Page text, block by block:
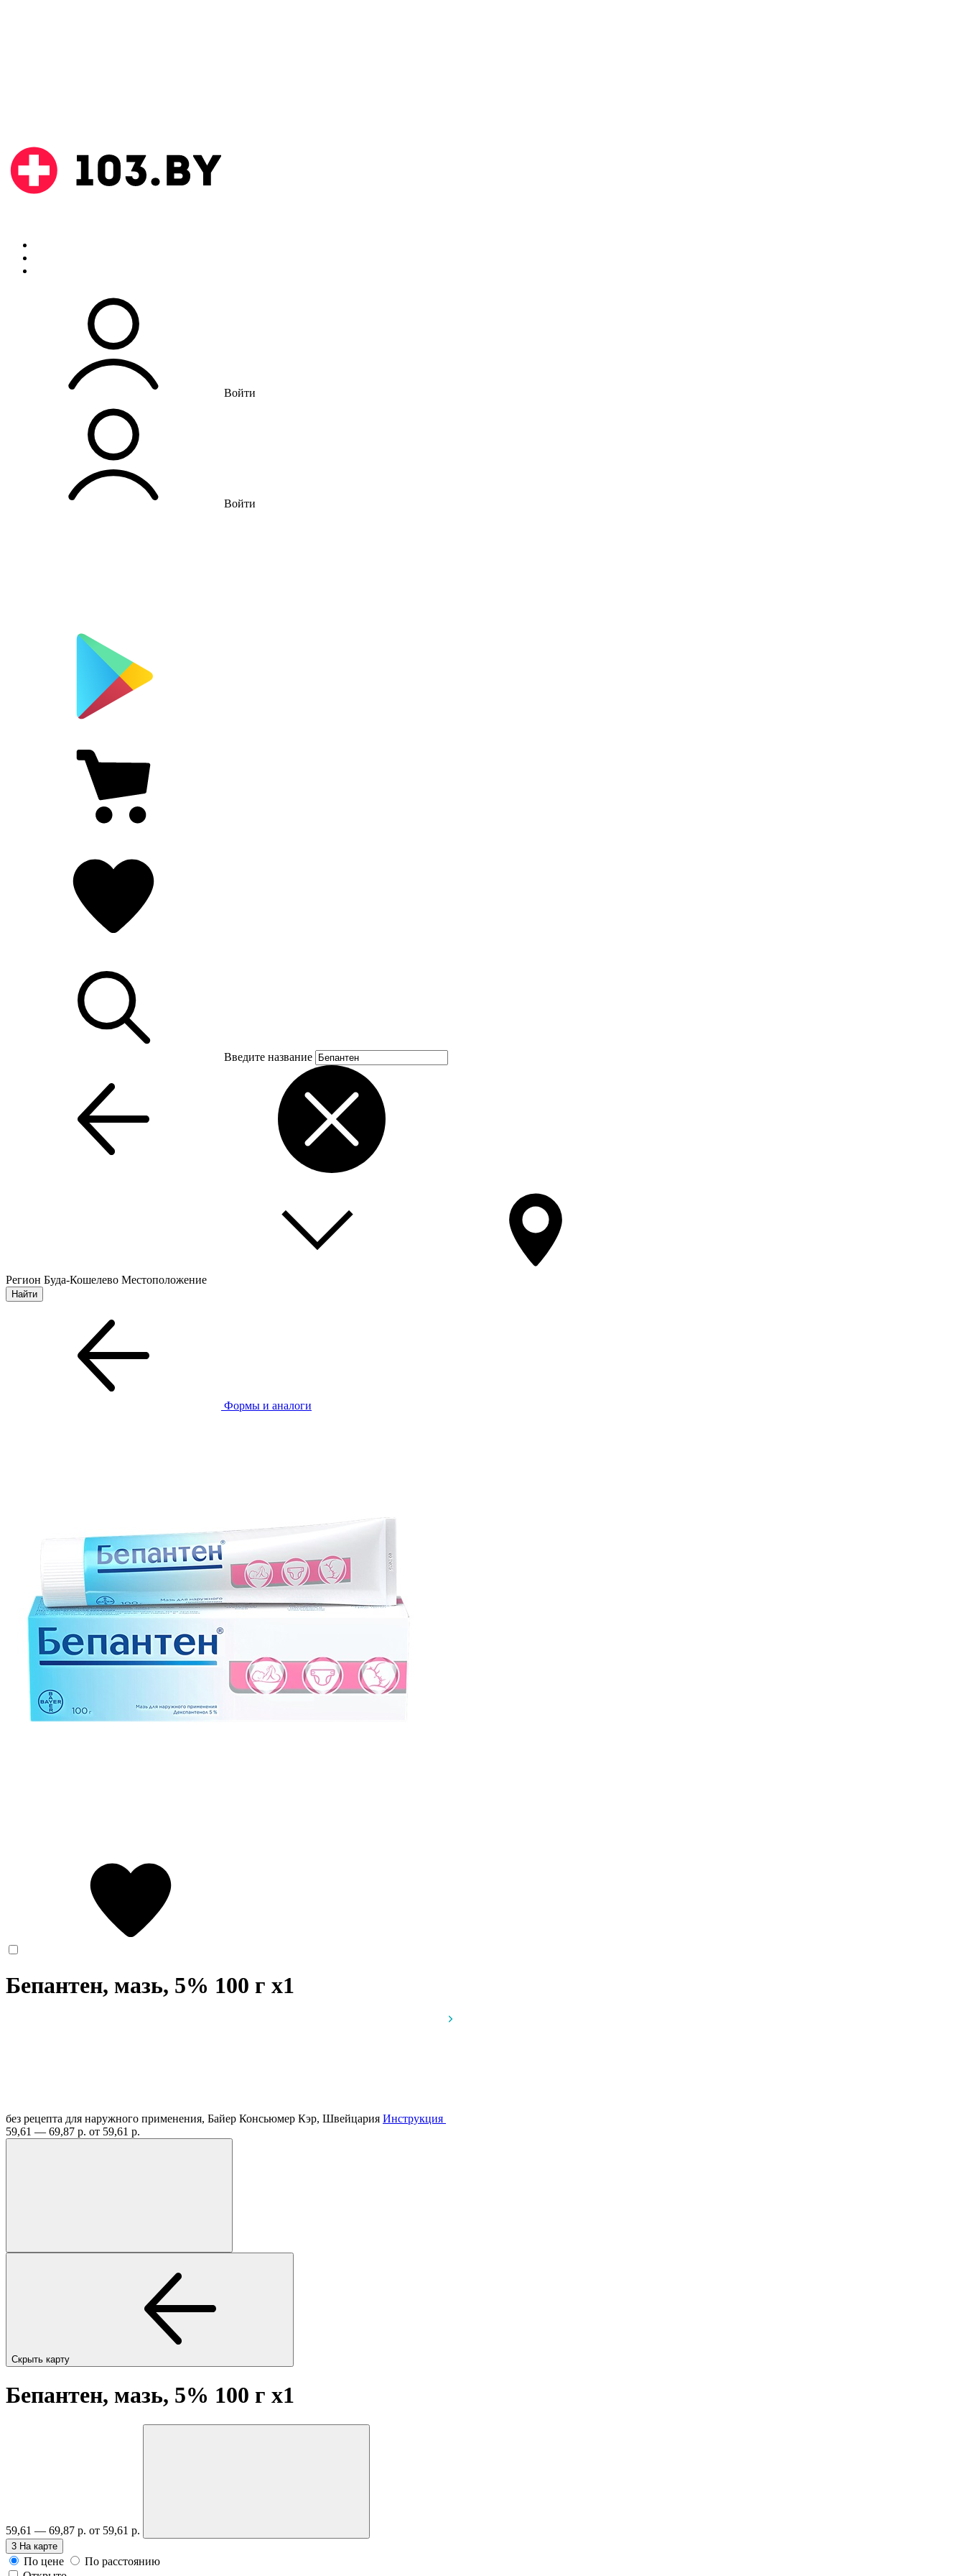
Войти
Войти
Введите название
Регион Буда-Кошелево Местоположение
Формы и аналоги
Бепантен, мазь, 5% 100 г x1
без рецепта для наружного применения, Байер Консьюмер Кэр, Швейцария Инструкция
59,61 — 69,87 р. от 59,61 р.
Скрыть карту
Бепантен, мазь, 5% 100 г x1
59,61 — 69,87 р. от 59,61 р.
3 На карте
По цене
По расстоянию